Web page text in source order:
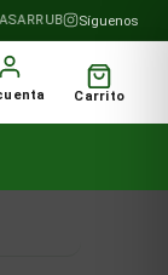
DEL MONTE
Síguenos
Carrito